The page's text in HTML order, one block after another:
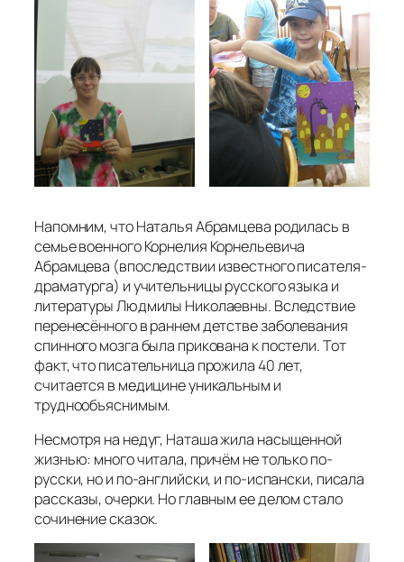
Напомним, что Наталья Абрамцева родилась в
семье военного Корнелия Корнельевича
Абрамцева (впоследствии известного писателя-
драматурга) и учительницы русского языка и
литературы Людмилы Николаевны. Вследствие
перенесённого в раннем детстве заболевания
спинного мозга была прикована к постели. Тот
факт, что писательница прожила 40 лет,
считается в медицине уникальным и
труднообъяснимым.
Несмотря на недуг, Наташа жила насыщенной
жизнью: много читала, причём не только по-
русски, но и по-английски, и по-испански, писала
рассказы, очерки. Но главным ее делом стало
сочинение сказок.